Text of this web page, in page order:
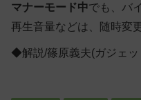
マナーモード中でも、バ
再生音量などは、
随時変
◆解説/篠原義夫(ガジェッ